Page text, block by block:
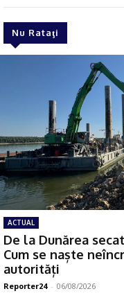
Nu Rataţi
ACTUAL
De la Dunărea
Cum se naște
autorități
Reporter24 - 06/08/2026